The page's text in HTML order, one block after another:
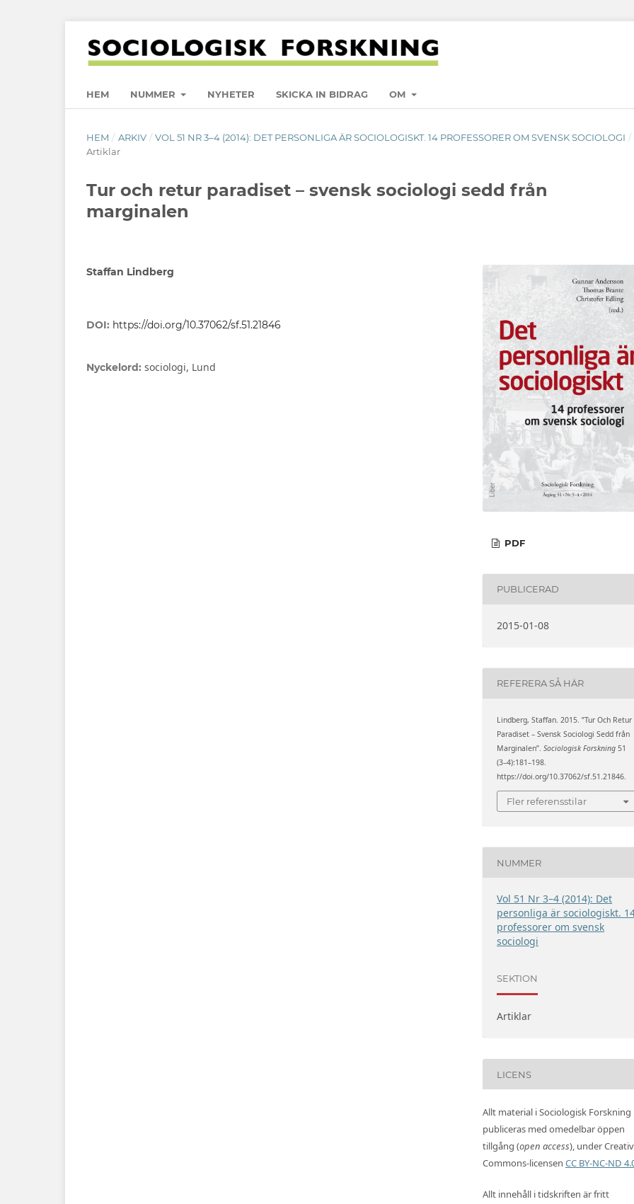
HEM NUMMER NYHETER SKICKA IN BIDRAG OM
HEM / ARKIV / VOL 51 NR 3–4 (2014): DET PERSONLIGA ÄR SOCIOLOGISKT. 14 PROFESSORER OM SVENSK SOCIOLOGI /
Artiklar
Tur och retur paradiset – svensk sociologi sedd från
marginalen
Staffan Lindberg
DOI: https://doi.org/10.37062/sf.51.21846
Nyckelord: sociologi, Lund
PDF
PUBLICERAD
2015-01-08
REFERERA SÅ HÄR
Lindberg, Staffan. 2015. ”Tur Och Retur
Paradiset – Svensk Sociologi Sedd från
Marginalen”. Sociologisk Forskning 51
(3–4):181–198.
https://doi.org/10.37062/sf.51.21846.
Fler referensstilar
NUMMER
Vol 51 Nr 3–4 (2014): Det
personliga är sociologiskt.
professorer om svensk
sociologi
SEKTION
Artiklar
LICENS
Allt material i Sociologisk Forskning
publiceras med omedelbar öppen
tillgång (open access), under
Commons-licensen CC BY-NC-ND
Allt innehåll i tidskriften är fritt